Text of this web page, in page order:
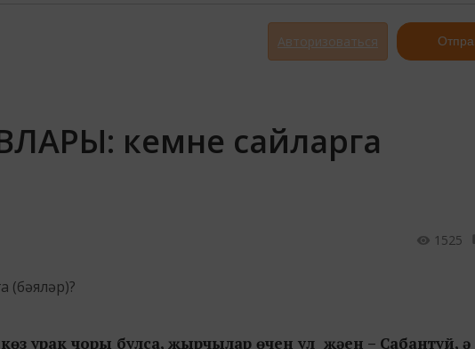
Авторизоваться
кемне сайларга
1525
урак чоры булса, җырчылар өчен ул җәен – Сабантуй,